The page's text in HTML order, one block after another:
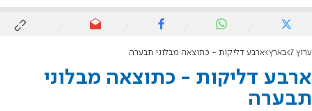
ערוץ 7 בארץ ארבע דליקות - כתוצאה מבלוני תבערה
ארבע דליקות - כתוצאה מבלוני
תבערה